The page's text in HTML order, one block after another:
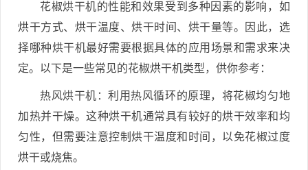
花椒烘干机的性能和效果受到多种因素的影响，如
烘干方式、烘干温度、烘干时间、烘干量等。因此，选
择哪种烘干机最好需要根据具体的应用场景和需求来决
定。以下是一些常见的花椒烘干机类型，供你参考：
热风烘干机：利用热风循环的原理，将花椒均匀地
加热并干燥。这种烘干机通常具有较好的烘干效率和均
匀性，但需要注意控制烘干温度和时间，以免花椒过度
烘干或烧焦。